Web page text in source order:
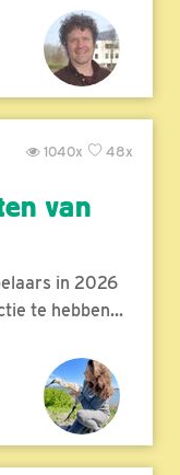
48x
1040x
van
in 2026
te hebben...